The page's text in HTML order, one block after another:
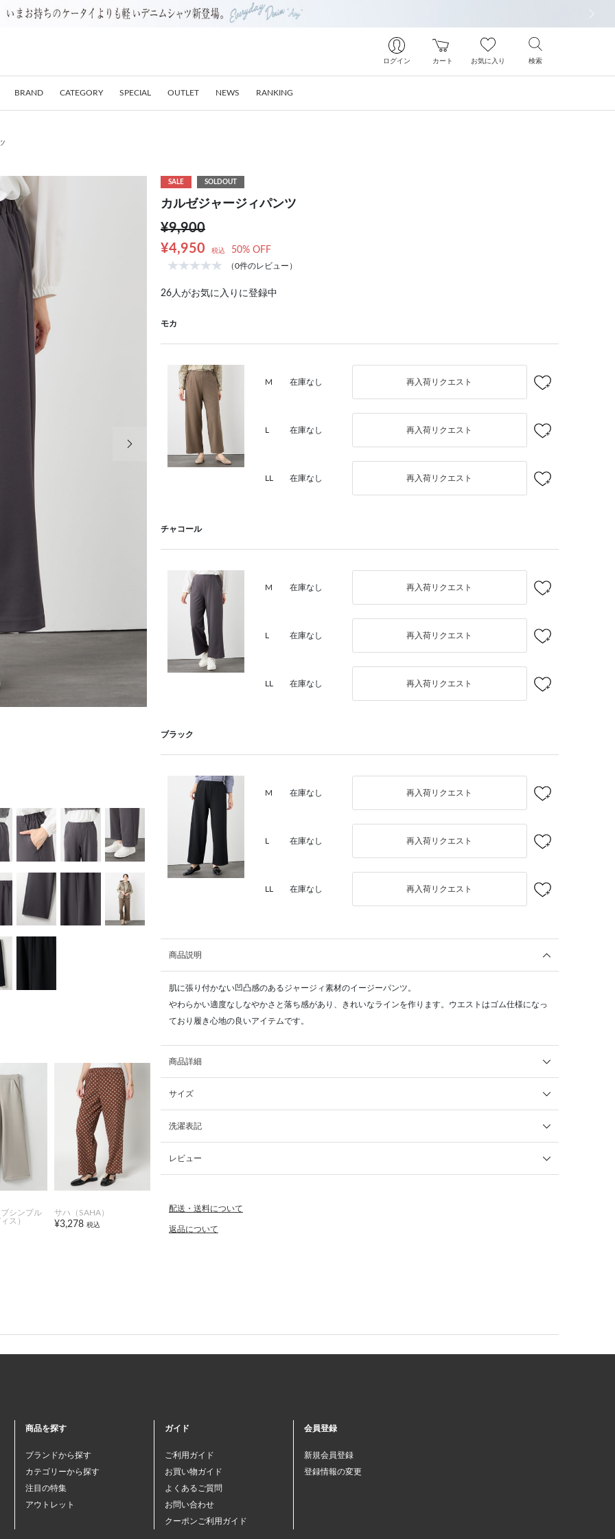
ログイン カート お気に入り 検索
BRAND CATEGORY SPECIAL OUTLET NEWS RANKING
シンプル
ス）
サハ（SAHA）
¥3,278 税込
SALE SOLDOUT
カルゼジャージィパンツ
¥9,900
¥4,950
税込 50% OFF
（0件のレビュー）
26人がお気に入りに登録中
モカ
M 在庫なし 再入荷リクエスト
L 在庫なし 再入荷リクエスト
LL 在庫なし 再入荷リクエスト
チャコール
M 在庫なし 再入荷リクエスト
L 在庫なし 再入荷リクエスト
LL 在庫なし 再入荷リクエスト
ブラック
M 在庫なし 再入荷リクエスト
L 在庫なし 再入荷リクエスト
LL 在庫なし 再入荷リクエスト
商品説明
肌に張り付かない凹凸感のあるジャージィ素材のイージーパンツ。
やわらかい適度なしなやかさと落ち感があり、きれいなラインを作ります。ウエストはゴム仕様になっ
ており履き心地の良いアイテムです。
商品詳細
サイズ
洗濯表記
レビュー
配送・送料について
返品について
商品を探す
ブランドから探す
カテゴリーから探す
注目の特集
アウトレット
ガイド
ご利用ガイド
お買い物ガイド
よくあるご質問
お問い合わせ
クーポンご利用ガイド
会員登録
新規会員登録
登録情報の変更